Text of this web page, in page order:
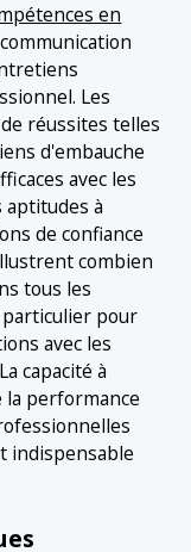
en
Les
réussites telles
d'embauche
avec les
à
de confiance
combien
tous les
pour
avec les
capacité à
la performance
indispensable